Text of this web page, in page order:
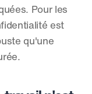
Pour les
est
qu'une